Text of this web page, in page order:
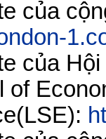
của
của
of